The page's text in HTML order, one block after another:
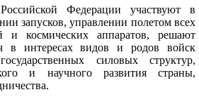
Федерации участвуют в
запусков, управлении полетом всех
и космических аппаратов, решают
в интересах видов и родов войск
силовых структур,
и научного развития страны,